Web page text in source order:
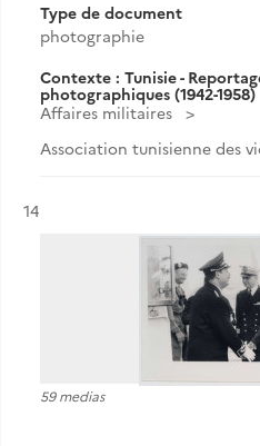
Type de document
photographie
Contexte : Tunisie -
photographiques (1942-1958)
Affaires militaires
Association tunisienne des
Résultat n°
14
59 medias